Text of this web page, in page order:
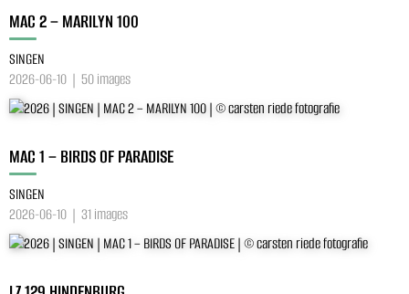
MAC 2 – MARILYN 100
SINGEN
2026-06-10 | 50 images
MAC 1 – BIRDS OF PARADISE
SINGEN
2026-06-10 | 31 images